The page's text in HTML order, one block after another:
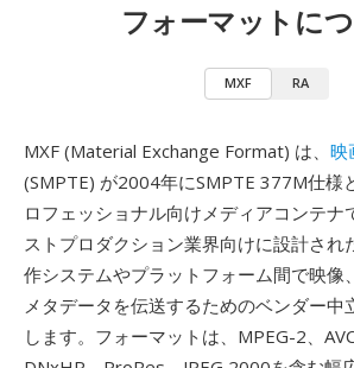
フォーマットに
MXF RA
MXF (Material Exchange Format) は、 映
(SMPTE) が2004年にSMPTE 377M仕様
ロフェッショナル向けメディアコンテナ
ストプロダクション業界向けに設計され
作システムやプラットフォーム間で映像
メタデータを伝送するためのベンダー中
します。フォーマットは、MPEG-2、